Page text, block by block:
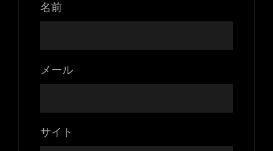
名前
メール
サイト